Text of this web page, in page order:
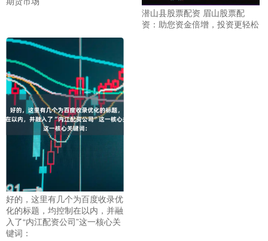
潜山县股票配资 眉山股票配
资：助您资金倍增，投资更轻松
好的，这里有几个为百度收录优
化的标题，均控制在以内，并融
入了“内江配资公司”这一核心关
键词：